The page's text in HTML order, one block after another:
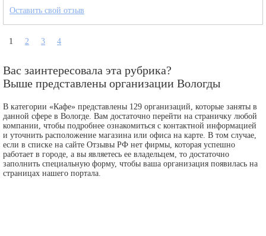
Оставить свой отзыв
1 2 3 4
Вас заинтересовала эта рубрика?
Выше представлены организации Вологды
В категории «Кафе» представлены 129 организаций, которые заняты в
данной сфере в Вологде. Вам достаточно перейти на страничку любой
компании, чтобы подробнее ознакомиться с контактной информацией
и уточнить расположение магазина или офиса на карте. В том случае,
если в списке на сайте Отзывы РФ нет фирмы, которая успешно
работает в городе, а вы являетесь ее владельцем, то достаточно
заполнить специальную форму, чтобы ваша организация появилась на
страницах нашего портала.